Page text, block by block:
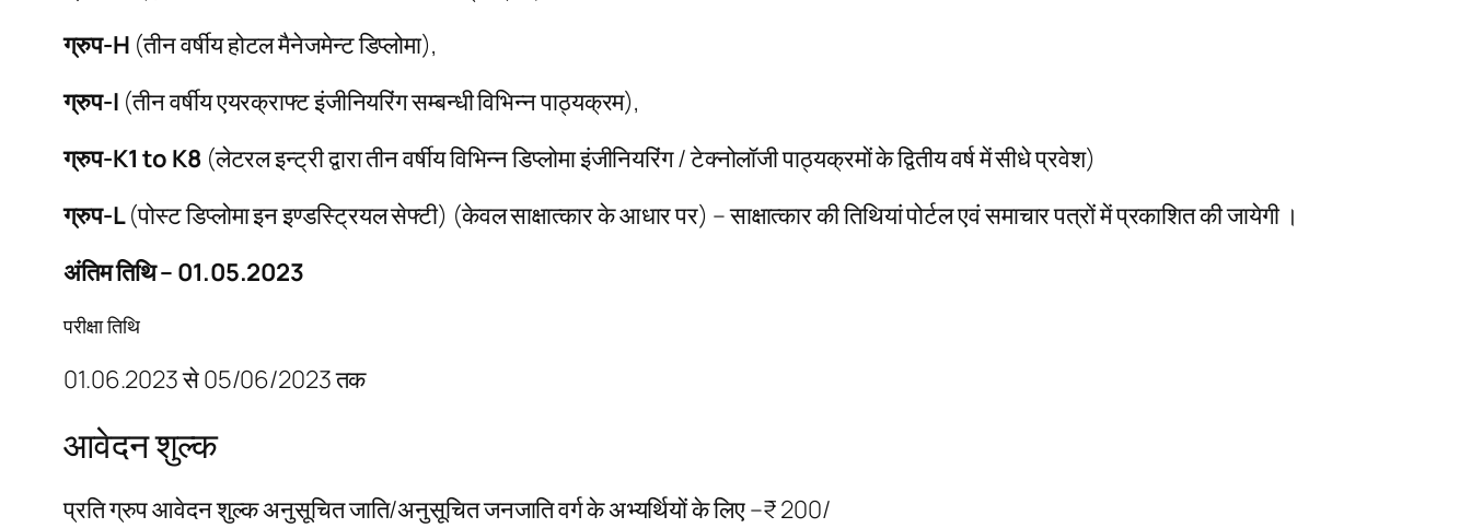
ग्रुप-H (तीन वर्षीय होटल मैनेजमेन्ट डिप्लोमा),
ग्रुप-I (तीन वर्षीय एयरक्राफ्ट इंजीनियरिंग सम्बन्धी विभिन्न पाठ्यक्रम),
ग्रुप-K1 to K8(लेटरल इन्ट्री द्वारा तीन वर्षीय विभिन्न डिप्लोमा इंजीनियरिंग / टेक्नोलॉजी पाठ्यक्रमों के द्वितीय वर्ष में सीधे प्रवेश)
ग्रुप-L(पोस्ट डिप्लोमा इन इण्डस्ट्रियल सेफ्टी) (केवल साक्षात्कार के आधार पर) – साक्षात्कार की तिथियां पोर्टल एवं समाचार पत्रों में प्रकाशित की जायेगी ।
अंतिम तिथि – 01.05.2023
परीक्षा तिथि
01.06.2023 से 05/06/2023 तक
आवेदन शुल्क
प्रति ग्रुप आवेदन शुल्क अनुसूचित जाति/अनुसूचित जनजाति वर्ग के अभ्यर्थियों के लिए –₹ 200/